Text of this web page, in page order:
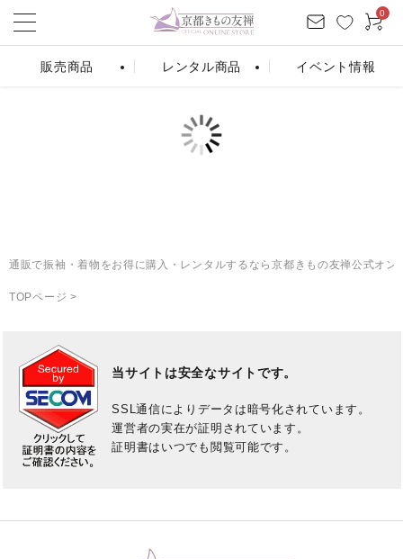
0
販売商品 レンタル商品 イベント情報
商品を検索する
ご利用方法について
バーチャル試着Room
法人専用オンラインストア
通販で振袖・着物をお得に購入・レンタルするなら京都きもの友禅公式オン
TOPページ >
当サイトは安全なサイトです。
SSL通信によりデータは暗号化されています。
運営者の実在が証明されています。
証明書はいつでも閲覧可能です。